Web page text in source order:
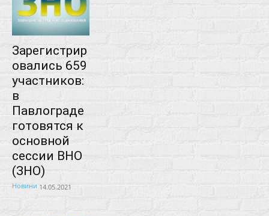
Зарегистрир
овались 659
участников:
в
Павлограде
готовятся к
основной
сессии ВНО
(ЗНО)
Новини 14.05.2021